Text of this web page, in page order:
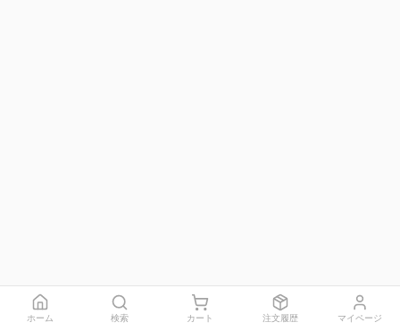
ホーム 検索 カート 注文履歴 マイページ